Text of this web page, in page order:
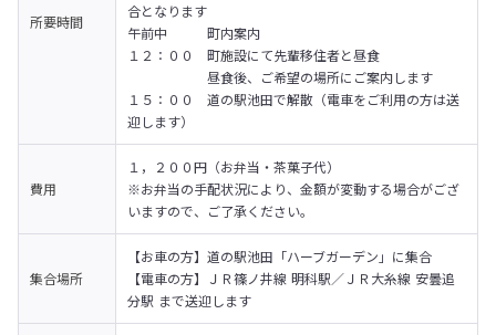
所要時間
合となります
午前中　　　町内案内
１２：００　町施設にて先輩移住者と昼食
昼食後、ご希望の場所にご案内します
１５：００　道の駅池田で解散（電車をご利用の方は送
迎します）
費用
１，２００円（お弁当・茶菓子代）
※お弁当の手配状況により、金額が変動する場合がござ
いますので、ご了承ください。
集合場所
【お車の方】道の駅池田「ハーブガーデン」に集合
【電車の方】ＪＲ篠ノ井線 明科駅／ＪＲ大糸線 安曇追
分駅 まで送迎します